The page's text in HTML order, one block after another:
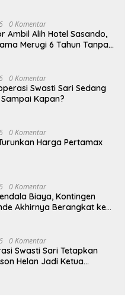
0 Komentar
Ambil Alih Hotel Sasando,
Merugi 6 Tahun Tanpa
0 Komentar
Swasti Sari Sedang
Kapan?
0 Komentar
Harga Pertamax
0 Komentar
Biaya, Kontingen
Akhirnya Berangkat ke
0 Komentar
Swasti Sari Tetapkan
Helan Jadi Ketua